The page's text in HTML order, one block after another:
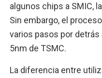
algunos chips a SMIC,
Sin embargo, el
varios pasos por
5nm de TSMC.
La diferencia entre